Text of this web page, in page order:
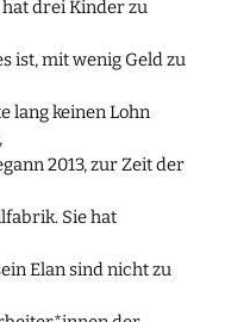
drei Kinder zu
ist, mit wenig Geld zu
lang keinen Lohn
2013, zur Zeit der
Sie hat
Elan sind nicht zu